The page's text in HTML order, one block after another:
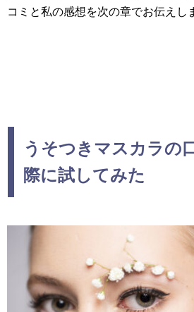
コミと私の感想を次の章でお伝えし
うそつきマスカラの
際に試してみた